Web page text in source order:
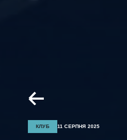
КЛУБ 11 СЕРПНЯ 2025